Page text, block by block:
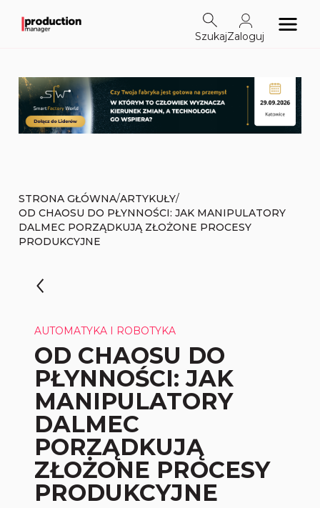
SzukajZaloguj
STRONA GŁÓWNA/ARTYKUŁY/
OD CHAOSU DO PŁYNNOŚCI: JAK MANIPULATORY
DALMEC PORZĄDKUJĄ ZŁOŻONE PROCESY
PRODUKCYJNE
AUTOMATYKA I ROBOTYKA
OD CHAOSU DO
PŁYNNOŚCI: JAK
MANIPULATORY
DALMEC
PORZĄDKUJĄ
ZŁOŻONE PROCESY
PRODUKCYJNE